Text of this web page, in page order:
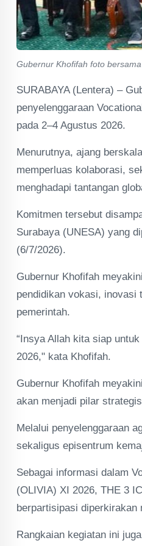
Gubernur Khofifah foto
SURABAYA (Lentera) –
penyelenggaraan
pada 2–4 Agustus 2026.
Menurutnya, ajang
memperluas kolaborasi,
menghadapi tantangan
Komitmen tersebut
Surabaya (UNESA) yang
(6/7/2026).
Gubernur Khofifah
pendidikan vokasi, inovasi
pemerintah.
“Insya Allah kita siap
2026," kata Khofifah.
Gubernur Khofifah
akan menjadi pilar
Melalui penyelenggaraan
sekaligus episentrum
Sebagai informasi dalam
(OLIVIA) XI 2026, THE 3
berpartisipasi diperkirakan
Rangkaian kegiatan ini